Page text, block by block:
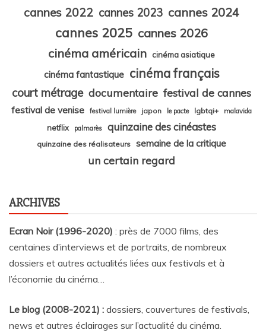
cannes 2022 cannes 2023 cannes 2024
cannes 2025 cannes 2026
cinéma américain
cinéma asiatique
cinéma fantastique cinéma français
court métrage documentaire festival de cannes
festival de venise festival lumière japon le pacte lgbtqi+ malavida
netflix palmarès quinzaine des cinéastes
quinzaine des réalisateurs semaine de la critique
un certain regard
ARCHIVES
Ecran Noir (1996-2020) : près de 7000 films, des
centaines d’interviews et de portraits, de nombreux
dossiers et autres actualités liées aux festivals et à
l’économie du cinéma…
Le blog (2008-2021) : dossiers, couvertures de festivals,
news et autres éclairages sur l’actualité du cinéma